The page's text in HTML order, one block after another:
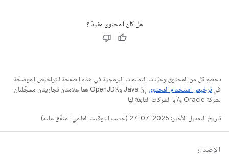
هل كان المحتوى مفيدًا؟
يخضع كل من المحتوى وعيّنات التعليمات البرمجية في هذه الصفحة للتراخيص الموضحّة
فيترخيص استخدام المحتوى
. إنّ Java وOpenJDK هما علامتان تجاريتان مسجَّلتان
لشركة Oracle و/أو الشركات التابعة لها.
تاريخ التعديل الأخير: 2025-07-27 (حسب التوقيت العالمي المتفَّق عليه)
الإصدار